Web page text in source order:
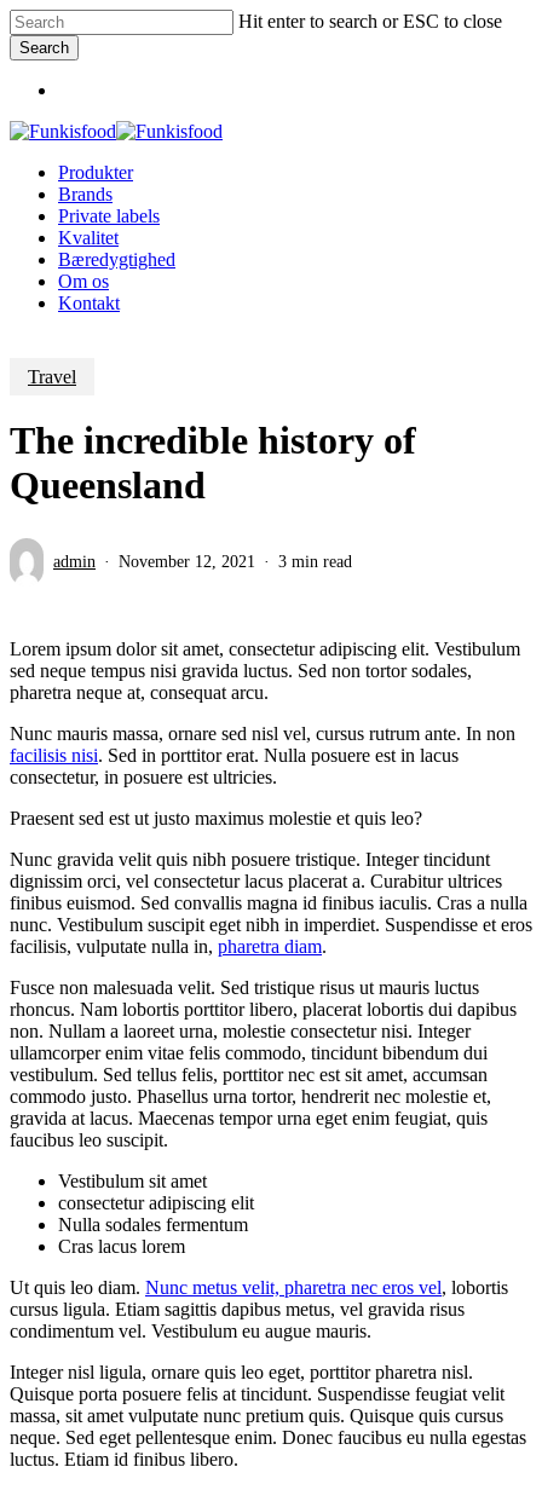
Skip
to
main
content
Hit enter to search or ESC to close
Search
Search
Menu
Produkter
Brands
Private labels
Kvalitet
Bæredygtighed
Om os
Kontakt
Travel
The incredible history of
Queensland
admin November 12, 2021 3 min read
Lorem ipsum dolor sit amet, consectetur adipiscing elit. Vestibulum
sed neque tempus nisi gravida luctus. Sed non tortor sodales,
pharetra neque at, consequat arcu.
Nunc mauris massa, ornare sed nisl vel, cursus rutrum ante. In non
facilisis nisi. Sed in porttitor erat. Nulla posuere est in lacus
consectetur, in posuere est ultricies.
Praesent sed est ut justo maximus molestie et quis leo?
Nunc gravida velit quis nibh posuere tristique. Integer tincidunt
dignissim orci, vel consectetur lacus placerat a. Curabitur ultrices
finibus euismod. Sed convallis magna id finibus iaculis. Cras a nulla
nunc. Vestibulum suscipit eget nibh in imperdiet. Suspendisse et eros
facilisis, vulputate nulla in, pharetra diam.
Fusce non malesuada velit. Sed tristique risus ut mauris luctus
rhoncus. Nam lobortis porttitor libero, placerat lobortis dui dapibus
non. Nullam a laoreet urna, molestie consectetur nisi. Integer
ullamcorper enim vitae felis commodo, tincidunt bibendum dui
vestibulum. Sed tellus felis, porttitor nec est sit amet, accumsan
commodo justo. Phasellus urna tortor, hendrerit nec molestie et,
gravida at lacus. Maecenas tempor urna eget enim feugiat, quis
faucibus leo suscipit.
Vestibulum sit amet
consectetur adipiscing elit
Nulla sodales fermentum
Cras lacus lorem
Ut quis leo diam. Nunc metus velit, pharetra nec eros vel, lobortis
cursus ligula. Etiam sagittis dapibus metus, vel gravida risus
condimentum vel. Vestibulum eu augue mauris.
Integer nisl ligula, ornare quis leo eget, porttitor pharetra nisl.
Quisque porta posuere felis at tincidunt. Suspendisse feugiat velit
massa, sit amet vulputate nunc pretium quis. Quisque quis cursus
neque. Sed eget pellentesque enim. Donec faucibus eu nulla egestas
luctus. Etiam id finibus libero.